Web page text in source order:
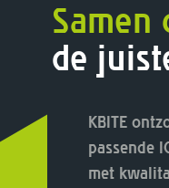
Samen
de
KBITE
passende
met